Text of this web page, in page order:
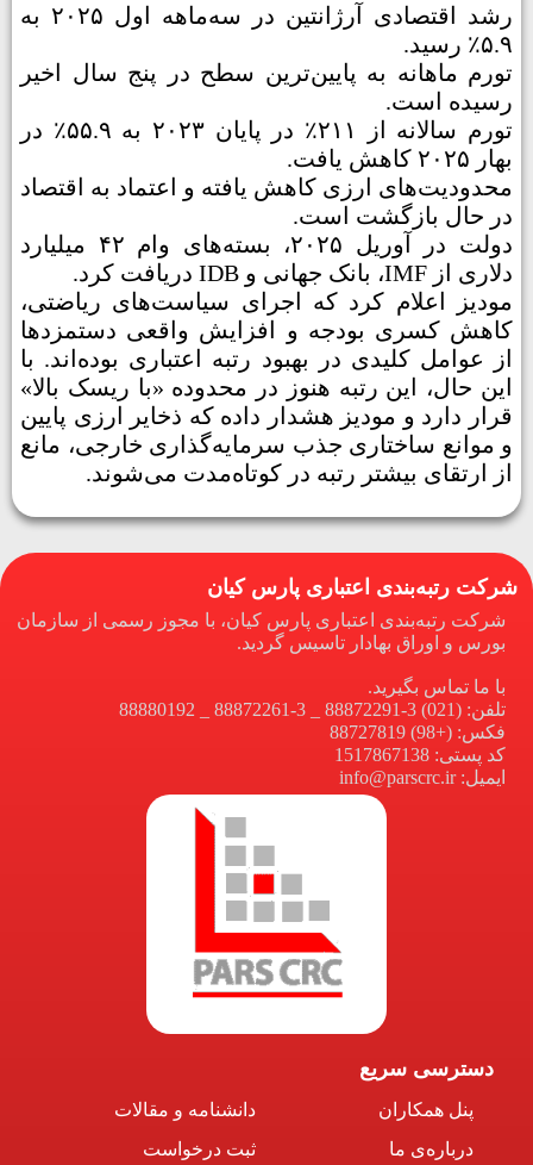
رشد اقتصادی آرژانتین در سه‌ماهه اول ۲۰۲۵ به
۵.۹٪ رسید.
تورم ماهانه به پایین‌ترین سطح در پنج سال اخیر
رسیده است.
تورم سالانه از ۲۱۱٪ در پایان ۲۰۲۳ به ۵۵.۹٪ در
بهار ۲۰۲۵ کاهش یافت.
محدودیت‌های ارزی کاهش یافته و اعتماد به اقتصاد
در حال بازگشت است.
دولت در آوریل ۲۰۲۵، بسته‌های وام ۴۲ میلیارد
دلاری از IMF، بانک جهانی و IDB دریافت کرد.
مودیز اعلام کرد که اجرای سیاست‌های ریاضتی،
کاهش کسری بودجه و افزایش واقعی دستمزدها
از عوامل کلیدی در بهبود رتبه اعتباری بوده‌اند. با
این حال، این رتبه هنوز در محدوده «با ریسک بالا»
قرار دارد و مودیز هشدار داده که ذخایر ارزی پایین
و موانع ساختاری جذب سرمایه‌گذاری خارجی، مانع
از ارتقای بیشتر رتبه در کوتاه‌مدت می‌شوند.
شرکت رتبه‌بندی اعتباری پارس کیان
شرکت رتبه‌بندی اعتباری پارس کیان، با مجوز رسمی از سازمان
بورس و اوراق بهادار تاسیس گردید.
با ما تماس بگیرید.
تلفن: (021) 3-88872291 _ 3-88872261 _ 88880192
فکس: (+98) 88727819
کد پستی: 1517867138
ایمیل: info@parscrc.ir
دسترسی سریع
پنل همکاران
درباره‌ی ما
دانشنامه و مقالات
ثبت درخواست